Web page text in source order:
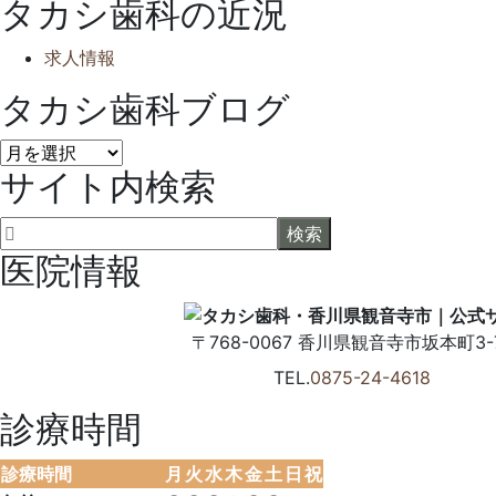
タカシ歯科の近況
求人情報
タカシ歯科ブログ
タ
カ
シ
歯
科
ブ
サイト内検索
医院情報
〒768-0067香川県観音寺市坂本町
TEL.0875-24-4618
診療時間
診療時間 月 火水木金土 日 祝